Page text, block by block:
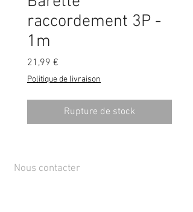
raccordement 3P -
1m
21,99 €
Politique de livraison
Rupture de stock
Nous contacter